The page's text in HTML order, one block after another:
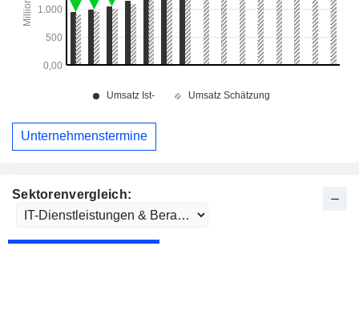
Sektorenvergleich:
Unternehmenstermine